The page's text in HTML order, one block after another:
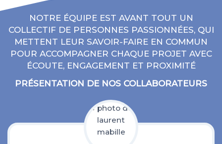
NOTRE ÉQUIPE EST AVANT TOUT UN
COLLECTIF DE PERSONNES PASSIONNÉES, QUI
METTENT LEUR SAVOIR-FAIRE EN COMMUN
POUR ACCOMPAGNER CHAQUE PROJET AVEC
ÉCOUTE, ENGAGEMENT ET PROXIMITÉ
PRÉSENTATION DE NOS COLLABORATEURS